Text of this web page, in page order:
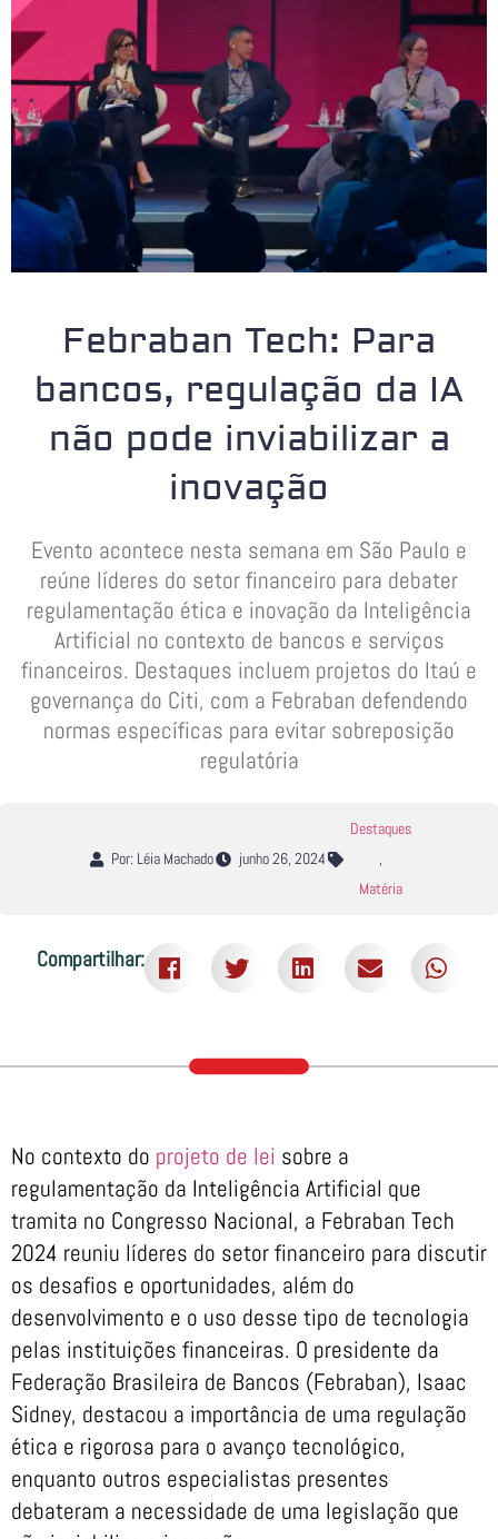
Febraban Tech: Para
bancos, regulação da IA
não pode inviabilizar a
inovação
Evento acontece nesta semana em São Paulo e
reúne líderes do setor financeiro para debater
regulamentação ética e inovação da Inteligência
Artificial no contexto de bancos e serviços
financeiros. Destaques incluem projetos do Itaú e
governança do Citi, com a Febraban defendendo
normas específicas para evitar sobreposição
regulatória
Por: Léia Machado junho 26, 2024
Destaques
,
Matéria
Compartilhar:
No contexto do projeto de lei sobre a
regulamentação da Inteligência Artificial que
tramita no Congresso Nacional, a Febraban Tech
2024 reuniu líderes do setor financeiro para discutir
os desafios e oportunidades, além do
desenvolvimento e o uso desse tipo de tecnologia
pelas instituições financeiras. O presidente da
Federação Brasileira de Bancos (Febraban), Isaac
Sidney, destacou a importância de uma regulação
ética e rigorosa para o avanço tecnológico,
enquanto outros especialistas presentes
debateram a necessidade de uma legislação que